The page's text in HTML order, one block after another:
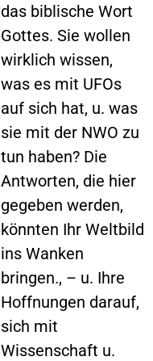
das biblische Wort
Gottes. Sie wollen
wirklich wissen,
was es mit UFOs
auf sich hat, u. was
sie mit der NWO zu
tun haben? Die
Antworten, die hier
gegeben werden,
könnten Ihr Weltbild
ins Wanken
bringen., – u. Ihre
Hoffnungen darauf,
sich mit
Wissenschaft u.